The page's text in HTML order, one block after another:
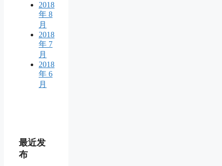
2018
年 8
月
2018
年 7
月
2018
年 6
月
最近发
布